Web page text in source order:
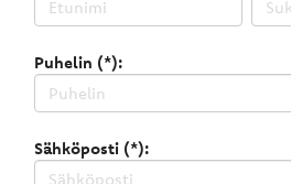
Puhelin (*):
Sähköposti (*):